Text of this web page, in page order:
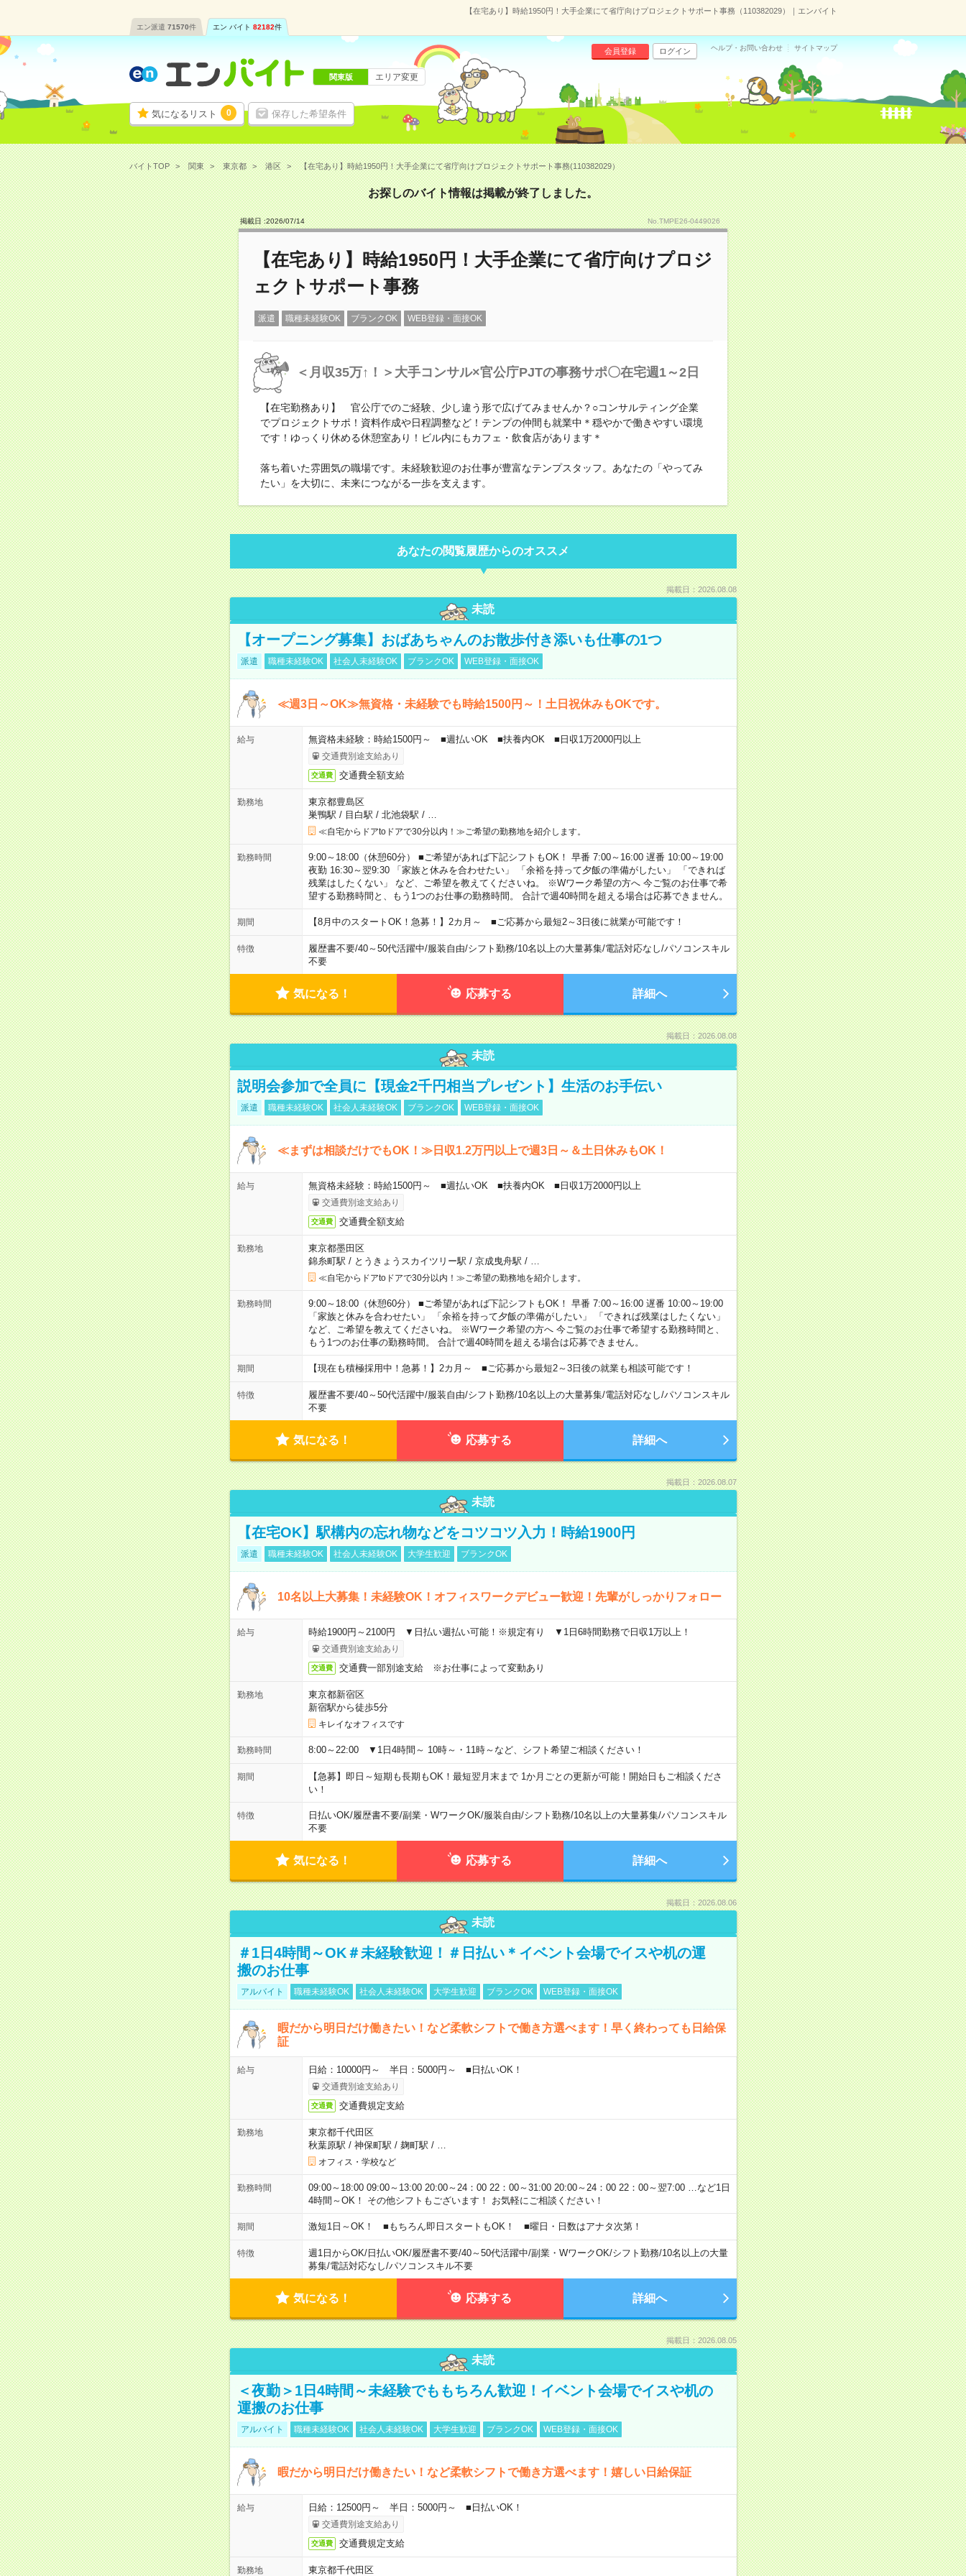
【在宅あり】時給1950円！大手企業にて省庁向けプロジェクトサポート事務（110382029）｜エンバイト
エン派遣 71570件 エン バイト 82182件
気になるリスト 0 保存した希望条件
会員登録 ログイン ヘルプ・お問い合わせ サイトマップ
関東版 エリア変更
バイトTOP 関東 東京都 港区 【在宅あり】時給1950円！大手企業にて省庁向けプロジェクトサポート事務(110382029）
お探しのバイト情報は掲載が終了しました。
掲載日 :2026/07/14 No.TMPE26-0449026
【在宅あり】時給1950円！大手企業にて省庁向けプロジ
ェクトサポート事務
派遣 職種未経験OK ブランクOK WEB登録・面接OK
＜月収35万↑！＞大手コンサル×官公庁PJTの事務サポ〇在宅週1～2日
【在宅勤務あり】 官公庁でのご経験、少し違う形で広げてみませんか？○コンサルティング企業
でプロジェクトサポ！資料作成や日程調整など！テンプの仲間も就業中＊穏やかで働きやすい環境
です！ゆっくり休める休憩室あり！ビル内にもカフェ・飲食店があります＊
落ち着いた雰囲気の職場です。未経験歓迎のお仕事が豊富なテンプスタッフ。あなたの「やってみ
たい」を大切に、未来につながる一歩を支えます。
あなたの閲覧履歴からのオススメ
掲載日：2026.08.08
未読
【オープニング募集】おばあちゃんのお散歩付き添いも仕事の1つ
派遣 職種未経験OK 社会人未経験OK ブランクOK WEB登録・面接OK
≪週3日～OK≫無資格・未経験でも時給1500円～！土日祝休みもOKです。
給与 無資格未経験：時給1500円～ ■週払いOK ■扶養内OK ■日収1万2000円以上
交通費別途支給あり
交通費 交通費全額支給
勤務地
東京都豊島区
巣鴨駅 / 目白駅 / 北池袋駅 /
≪自宅からドアtoドアで30分以内！≫ご希望の勤務地を紹介します。
勤務時間
9:00～18:00（休憩60分） ■ご希望があれば下記シフトもOK！ 早番 7:00～16:00 遅番 10:00～19:00
夜勤 16:30～翌9:30 「家族と休みを合わせたい」 「余裕を持って夕飯の準備がしたい」 「できれば
残業はしたくない」 など、ご希望を教えてくださいね。 ※Wワーク希望の方へ 今ご覧のお仕事で希
望する勤務時間と、もう1つのお仕事の勤務時間。 合計で週40時間を超える場合は応募できません。
期間 【8月中のスタートOK！急募！】2カ月～ ■ご応募から最短2～3日後に就業が可能です！
特徴 履歴書不要/40～50代活躍中/服装自由/シフト勤務/10名以上の大量募集/電話対応なし/パソコンスキル
不要
気になる！ 応募する 詳細へ
掲載日：2026.08.08
未読
説明会参加で全員に【現金2千円相当プレゼント】生活のお手伝い
派遣 職種未経験OK 社会人未経験OK ブランクOK WEB登録・面接OK
≪まずは相談だけでもOK！≫日収1.2万円以上で週3日～＆土日休みもOK！
給与 無資格未経験：時給1500円～ ■週払いOK ■扶養内OK ■日収1万2000円以上
交通費別途支給あり
交通費 交通費全額支給
勤務地
東京都墨田区
錦糸町駅 / とうきょうスカイツリー駅 / 京成曳舟駅 /
≪自宅からドアtoドアで30分以内！≫ご希望の勤務地を紹介します。
勤務時間
9:00～18:00（休憩60分） ■ご希望があれば下記シフトもOK！ 早番 7:00～16:00 遅番 10:00～19:00
「家族と休みを合わせたい」 「余裕を持って夕飯の準備がしたい」 「できれば残業はしたくない」
など、ご希望を教えてくださいね。 ※Wワーク希望の方へ 今ご覧のお仕事で希望する勤務時間と、
もう1つのお仕事の勤務時間。 合計で週40時間を超える場合は応募できません。
期間 【現在も積極採用中！急募！】2カ月～ ■ご応募から最短2～3日後の就業も相談可能です！
特徴 履歴書不要/40～50代活躍中/服装自由/シフト勤務/10名以上の大量募集/電話対応なし/パソコンスキル
不要
気になる！ 応募する 詳細へ
掲載日：2026.08.07
未読
【在宅OK】駅構内の忘れ物などをコツコツ入力！時給1900円
派遣 職種未経験OK 社会人未経験OK 大学生歓迎 ブランクOK
10名以上大募集！未経験OK！オフィスワークデビュー歓迎！先輩がしっかりフォロー
給与 時給1900円～2100円 ▼日払い週払い可能！※規定有り ▼1日6時間勤務で日収1万以上！
交通費別途支給あり
交通費 交通費一部別途支給 ※お仕事によって変動あり
勤務地
東京都新宿区
新宿駅から徒歩5分
キレイなオフィスです
勤務時間 8:00～22:00 ▼1日4時間～ 10時～・11時～など、シフト希望ご相談ください！
期間
【急募】即日～短期も長期もOK！最短翌月末まで 1か月ごとの更新が可能！開始日もご相談くださ
い！
特徴 日払いOK/履歴書不要/副業・WワークOK/服装自由/シフト勤務/10名以上の大量募集/パソコンスキル
不要
気になる！ 応募する 詳細へ
掲載日：2026.08.06
未読
＃1日4時間～OK＃未経験歓迎！＃日払い＊イベント会場でイスや机の運
搬のお仕事
アルバイト 職種未経験OK 社会人未経験OK 大学生歓迎 ブランクOK WEB登録・面接OK
暇だから明日だけ働きたい！など柔軟シフトで働き方選べます！早く終わっても日給保
証
給与 日給：10000円～ 半日：5000円～ ■日払いOK！
交通費別途支給あり
交通費 交通費規定支給
勤務地
東京都千代田区
秋葉原駅 / 神保町駅 / 麹町駅 /
オフィス・学校など
勤務時間
09:00～18:00 09:00～13:00 20:00～24：00 22：00～31:00 20:00～24：00 22：00～翌7:00 …など1日
4時間～OK！ その他シフトもございます！ お気軽にご相談ください！
期間 激短1日～OK！ ■もちろん即日スタートもOK！ ■曜日・日数はアナタ次第！
特徴 週1日からOK/日払いOK/履歴書不要/40～50代活躍中/副業・WワークOK/シフト勤務/10名以上の大量
募集/電話対応なし/パソコンスキル不要
気になる！ 応募する 詳細へ
掲載日：2026.08.05
未読
＜夜勤＞1日4時間～未経験でももちろん歓迎！イベント会場でイスや机の
運搬のお仕事
アルバイト 職種未経験OK 社会人未経験OK 大学生歓迎 ブランクOK WEB登録・面接OK
暇だから明日だけ働きたい！など柔軟シフトで働き方選べます！嬉しい日給保証
給与 日給：12500円～ 半日：5000円～ ■日払いOK！
交通費別途支給あり
交通費 交通費規定支給
勤務地 東京都千代田区